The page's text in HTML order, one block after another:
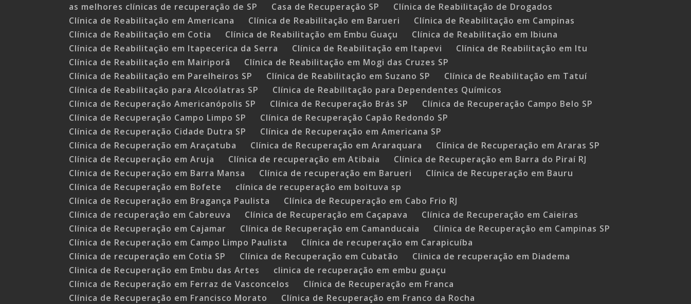
as melhores clínicas de recuperação de SP
Casa de Recuperação SP
Clínica de Reabilitação de Drogados
Clínica de Reabilitação em Americana
Clínica de Reabilitação em Barueri
Clínica de Reabilitação em Campinas
Clínica de Reabilitação em Cotia
Clínica de Reabilitação em Embu Guaçu
Clínica de Reabilitação em Ibiuna
Clínica de Reabilitação em Itapecerica da Serra
Clínica de Reabilitação em Itapevi
Clínica de Reabilitação em Itu
Clínica de Reabilitação em Mairiporã
Clínica de Reabilitação em Mogi das Cruzes SP
Clínica de Reabilitação em Parelheiros SP
Clínica de Reabilitação em Suzano SP
Clínica de Reabilitação em Tatuí
Clínica de Reabilitação para Alcoólatras SP
Clínica de Reabilitação para Dependentes Químicos
Clínica de Recuperação Americanópolis SP
Clínica de Recuperação Brás SP
Clínica de Recuperação Campo Belo SP
Clínica de Recuperação Campo Limpo SP
Clínica de Recuperação Capão Redondo SP
Clínica de Recuperação Cidade Dutra SP
Clínica de Recuperação em Americana SP
Clínica de Recuperação em Araçatuba
Clínica de Recuperação em Araraquara
Clínica de Recuperação em Araras SP
Clínica de Recuperação em Aruja
Clínica de recuperação em Atibaia
Clínica de Recuperação em Barra do Piraí RJ
Clínica de Recuperação em Barra Mansa
Clínica de recuperação em Barueri
Clínica de Recuperação em Bauru
Clínica de Recuperação em Bofete
clínica de recuperação em boituva sp
Clínica de Recuperação em Bragança Paulista
Clínica de Recuperação em Cabo Frio RJ
Clínica de recuperação em Cabreuva
Clínica de Recuperação em Caçapava
Clínica de Recuperação em Caieiras
Clínica de Recuperação em Cajamar
Clínica de Recuperação em Camanducaia
Clínica de Recuperação em Campinas SP
Clínica de Recuperação em Campo Limpo Paulista
Clínica de recuperação em Carapicuíba
Clínica de recuperação em Cotia SP
Clínica de Recuperação em Cubatão
Clinica de recuperação em Diadema
Clinica de Recuperação em Embu das Artes
clinica de recuperação em embu guaçu
Clínica de Recuperação em Ferraz de Vasconcelos
Clínica de Recuperação em Franca
Clínica de Recuperação em Francisco Morato
Clínica de Recuperação em Franco da Rocha